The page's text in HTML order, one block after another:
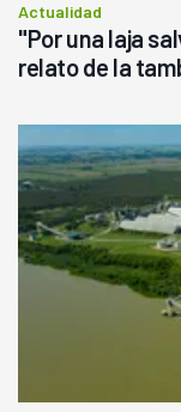
Actualidad
"Por una laja
relato de la